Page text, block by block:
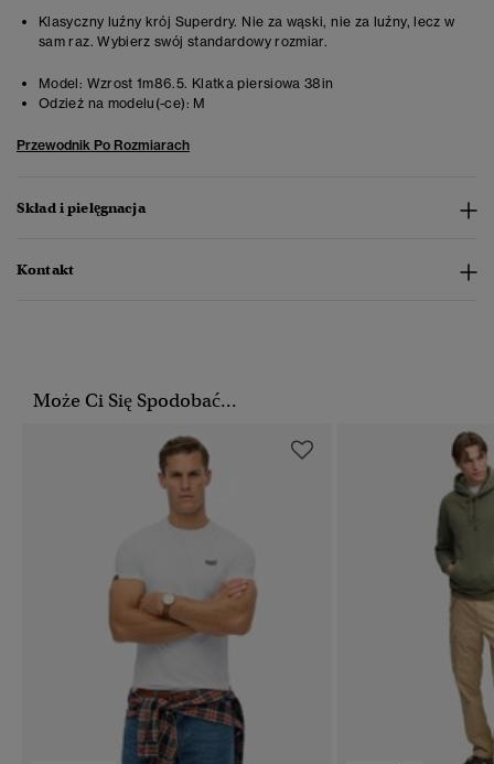
Klasyczny luźny krój Superdry. Nie za wąski, nie za luźny, lecz w
sam raz. Wybierz swój standardowy rozmiar.
Model: Wzrost 1m86.5. Klatka piersiowa 38in
Odzież na modelu(-ce): M
Przewodnik Po Rozmiarach
Skład i pielęgnacja
Kontakt
Może Ci Się Spodobać...